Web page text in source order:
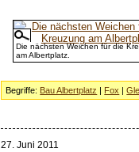
Die nächsten Weichen für die
am Albertplatz.
Begriffe: Bau Albertplatz | Fox |
27. Juni 2011